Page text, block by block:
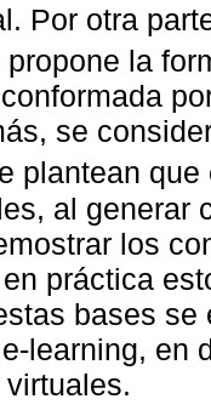
Por otra
propone la
se
plantean
al generar
los
práctica
bases
learning, en